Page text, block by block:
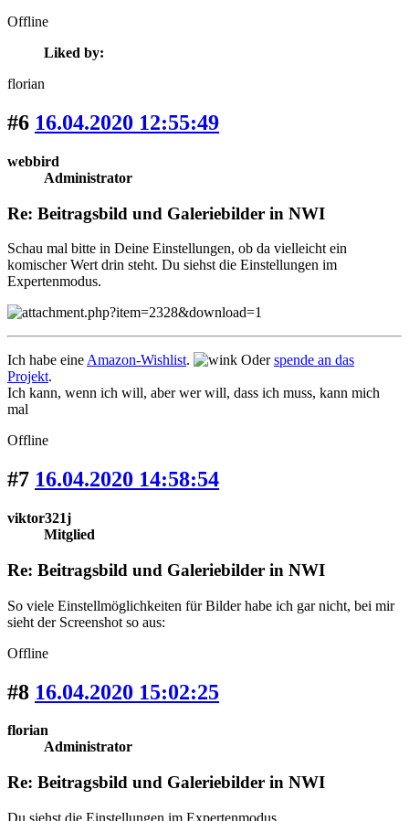
Offline
Liked by:
florian
#6 16.04.2020 12:55:49
webbird
Administrator
Re: Beitragsbild und Galeriebilder in NWI
Schau mal bitte in Deine Einstellungen, ob da vielleicht ein
komischer Wert drin steht. Du siehst die Einstellungen im
Expertenmodus.
Ich habe eine Amazon-Wishlist. Oderspende an das
Projekt.
Ich kann, wenn ich will, aber wer will, dass ich muss, kann mich
mal
Offline
#7 16.04.2020 14:58:54
viktor321j
Mitglied
Re: Beitragsbild und Galeriebilder in NWI
So viele Einstellmöglichkeiten für Bilder habe ich gar nicht, bei mir
sieht der Screenshot so aus:
Offline
#8 16.04.2020 15:02:25
florian
Administrator
Re: Beitragsbild und Galeriebilder in NWI
Du siehst die Einstellungen im Expertenmodus.